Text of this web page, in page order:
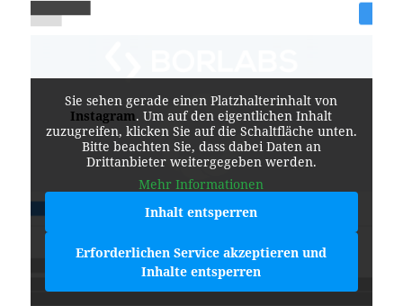
Sie sehen gerade einen Platzhalterinhalt von
Instagram. Um auf den eigentlichen Inhalt
zuzugreifen, klicken Sie auf die Schaltfläche unten.
Bitte beachten Sie, dass dabei Daten an
Drittanbieter weitergegeben werden.
Mehr Informationen
Inhalt entsperren
Erforderlichen Service akzeptieren und
Inhalte entsperren